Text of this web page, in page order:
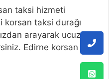
taksi hizmeti
korsan taksi durağı
arayarak ucuz ve
Edirne korsan